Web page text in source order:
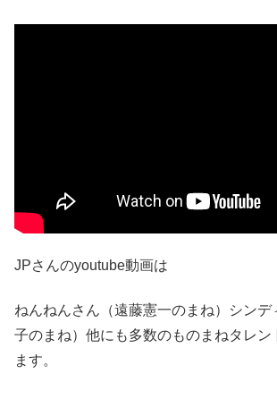
JPさんのyoutube動画は
ねんねんさん（遠藤憲一のまね）シンデ
子のまね）他にも多数のものまねタレン
ます。